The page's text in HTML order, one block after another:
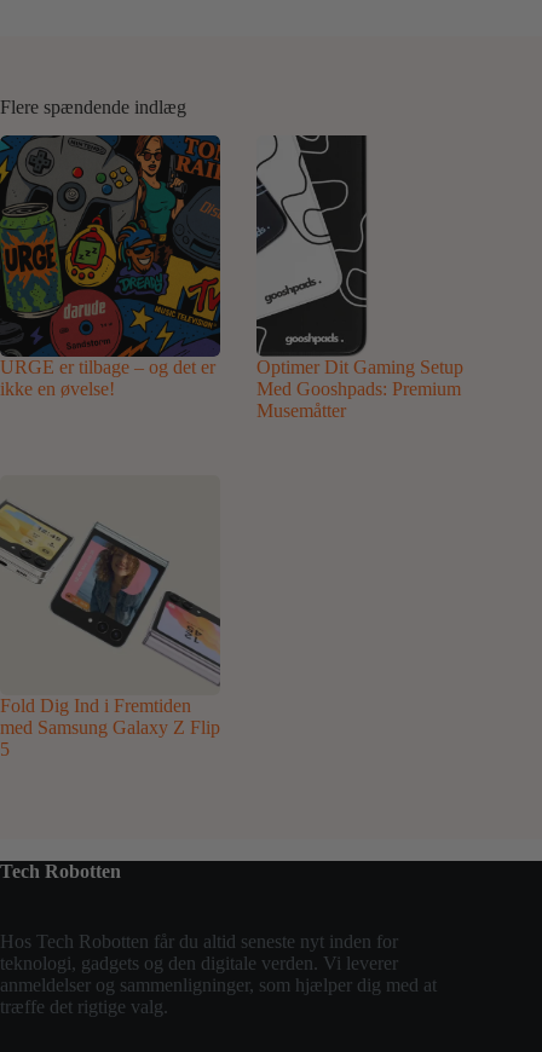
Flere spændende indlæg
URGE er tilbage – og det er
ikke en øvelse!
Optimer Dit Gaming Setup
Med Gooshpads: Premium
Musemåtter
Fold Dig Ind i Fremtiden
med Samsung Galaxy Z Flip
5
Tech Robotten
Hos Tech Robotten får du altid seneste nyt inden for
teknologi, gadgets og den digitale verden. Vi leverer
anmeldelser og sammenligninger, som hjælper dig med at
træffe det rigtige valg.